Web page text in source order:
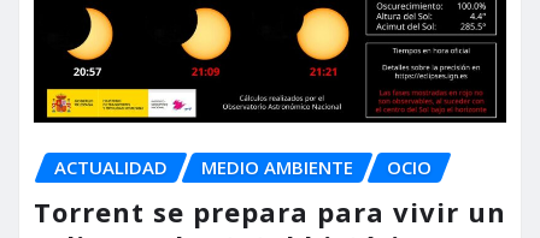
ACTUALIDAD MEDIO AMBIENTE OCIO
Torrent se prepara para vivir un